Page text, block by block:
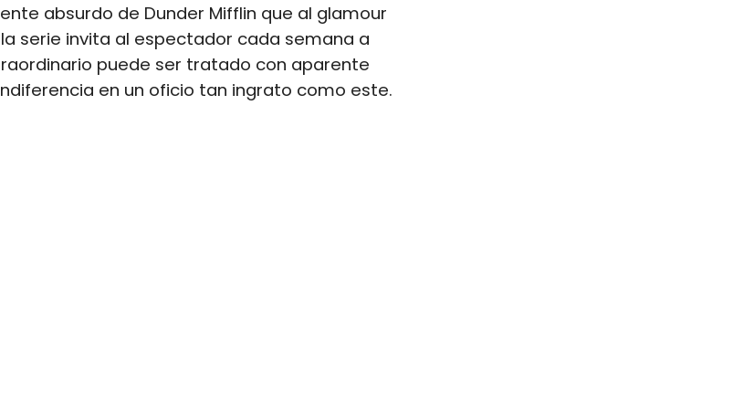
absurdo de Dunder Mifflin que al glamour
serie invita al espectador cada semana a
puede ser tratado con aparente
en un oficio tan ingrato como este.